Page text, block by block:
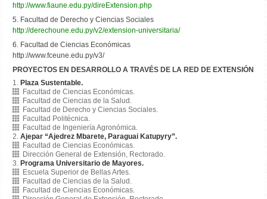
http://www.fiaune.edu.py/direExtension.php
5. Facultad de Derecho y Ciencias Sociales
http://derechoune.edu.py/v2/extension-universitaria/
6. Facultad de Ciencias Económicas
http://www.fceune.edu.py/v3/
PROYECTOS EN DESARROLLO A TRAVÉS DE LA RED DE EXTENSIÓN
Plaza Sustentable.
Facultad de Ciencias Económicas.
Facultad de Ciencias de la Salud.
Facultad de Derecho y Ciencias Sociales.
Facultad Politécnica.
Facultad de Ingeniería Agronómica.
Ajepar “Ajedrez Mbarete, Paraguai Katupyry”.
Facultad de Ciencias Económicas.
Dirección General de Extensión, Rectorado.
Programa Universitario de Mayores.
Escuela Superior de Bellas Artes.
Facultad de Ciencias de la Salud.
Facultad de Ciencias Económicas.